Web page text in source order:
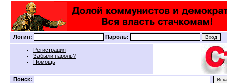
Логин: Пароль:
Регистрация
Забыли пароль?
Помощь
Поиск: